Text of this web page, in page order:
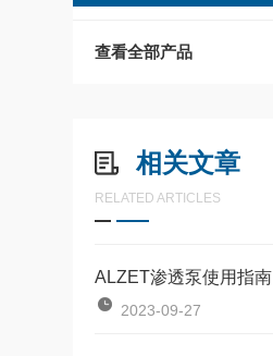
查看全部产品
相关文章
RELATED ARTICLES
ALZET渗透泵使用指南
2023-09-27